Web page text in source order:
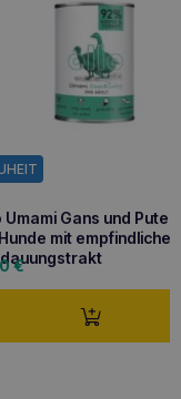
Umami Gans und Pute
mit
€